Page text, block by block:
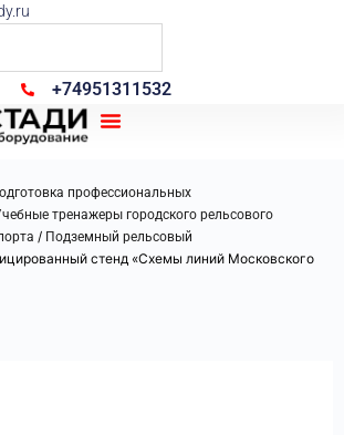
+74951311532
профессиональных
тренажеры городского рельсового
/ Подземный рельсовый
стенд «Схемы линий Московского